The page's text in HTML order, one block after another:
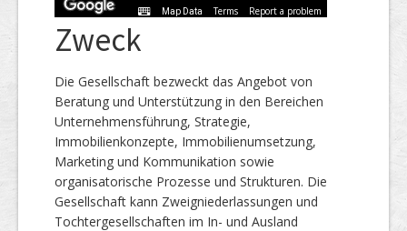
Map Data Terms Report a problem
Zweck
Die Gesellschaft bezweckt das Angebot von
Beratung und Unterstützung in den Bereichen
Unternehmensführung, Strategie,
Immobilienkonzepte, Immobilienumsetzung,
Marketing und Kommunikation sowie
organisatorische Prozesse und Strukturen. Die
Gesellschaft kann Zweigniederlassungen und
Tochtergesellschaften im In- und Ausland